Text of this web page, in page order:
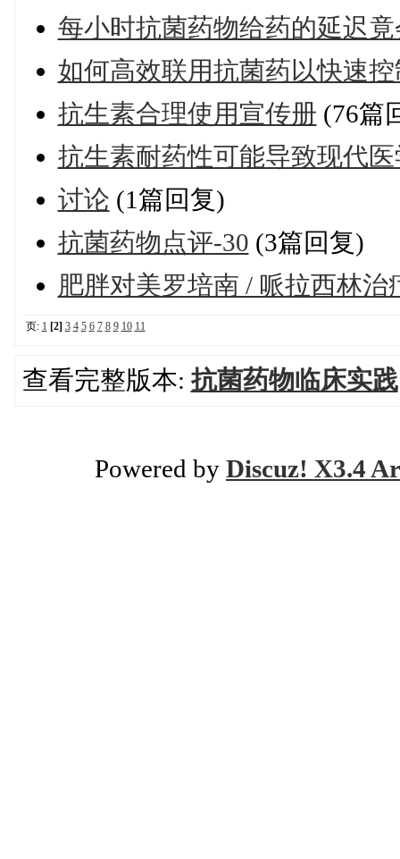
每小时抗菌药物给药的延迟
如何高效联用抗菌药以快速
抗生素合理使用宣传册 (76篇
抗生素耐药性可能导致现代
讨论 (1篇回复)
抗菌药物点评-30 (3篇回复)
肥胖对美罗培南 / 哌拉西林
页: 1 [2] 3 4 5 6 7 8 9 10 11
查看完整版本:抗菌药物临床实践
Powered by Discuz! X3.4